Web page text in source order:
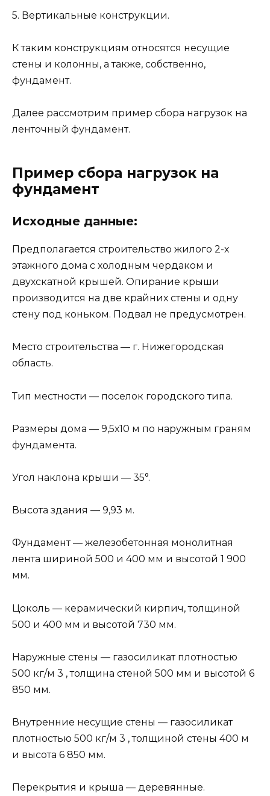
5. Вертикальные конструкции.
К таким конструкциям относятся несущие
стены и колонны, а также, собственно,
фундамент.
Далее рассмотрим пример сбора нагрузок на
ленточный фундамент.
Пример сбора нагрузок на
фундамент
Исходные данные:
Предполагается строительство жилого 2-х
этажного дома с холодным чердаком и
двухскатной крышей. Опирание крыши
производится на две крайних стены и одну
стену под коньком. Подвал не предусмотрен.
Место строительства — г. Нижегородская
область.
Тип местности — поселок городского типа.
Размеры дома — 9,5х10 м по наружным граням
фундамента.
Угол наклона крыши — 35°.
Высота здания — 9,93 м.
Фундамент — железобетонная монолитная
лента шириной 500 и 400 мм и высотой 1 900
мм.
Цоколь — керамический кирпич, толщиной
500 и 400 мм и высотой 730 мм.
Наружные стены — газосиликат плотностью
500 кг/м 3 , толщина стеной 500 мм и высотой 6
850 мм.
Внутренние несущие стены — газосиликат
плотностью 500 кг/м 3 , толщиной стены 400 м
и высота 6 850 мм.
Перекрытия и крыша — деревянные.